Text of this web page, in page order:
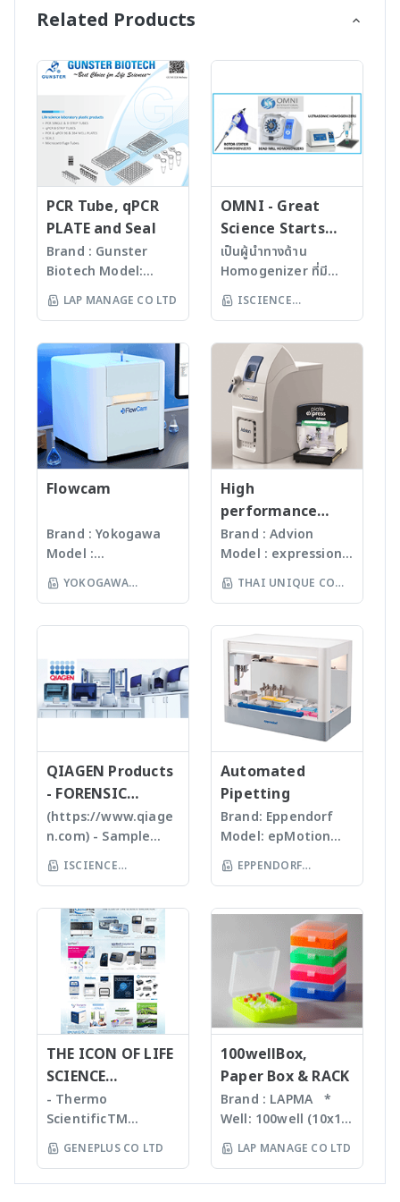
จำกัด
กรุณาติดต่อ บริษัท โอเฮ้าส์
มิลลิเมตร และ 20 มิลลิเมตร
ไมโครเพลท - ความเร็วรอบ
ในการเขย่าได้ตั้งแต่ 50-1200
rpm (ขึ้นอยู่กับรุ่น) เขย่าได้
ต่อเนื่องสูงสุด 99 ชั่วโมง 59
นาที - รองรับน้ำหนักได้
สูงสุด 4 กิโลกรัม ใช้กับ
Flask ได้หลายขนาดสูงสุด
ขนาด 1 ลิตร - สามารถ
บันทึกโปรแกรมการทำงาน
และเรียกออกมาใช้งานได้ และ
สามารถใช้งานได้ในห้อง
ข้อมูลเพิ่มเติม กรุณาติดต่อ
บริษัท โอเฮ้าส์ อินโดไชน่า
จำกัด
- สามารถใส่ตัวอย่างได้สูงสุด
ขึ้นกับขนาดของหลอดที่ใช้)
ตั้งแต่ 500 – 2500 rpm และ
ตั้งเวลาในการสั่นได้ตั้งแต่ 1
วินาที ถึง 160 ชั่วโมง
สูงสุด 50ml ข้อมูลเพิ่ม
เติม กรุณาติดต่อ บริษัท โอ
เฮ้าส์ อินโดไชน่า จำกัด
Related Products
PCR Tube, qPCR
PLATE and Seal
Brand : Gunster
Biotech Model:
World Our
products are
under
ISO13485:2016
standard facility.
Gunster’s advanced
manufacturing
process continually
monitors the
quality of products
testing ensures
Gunster products
DNase, Human DNA
and Endotoxin-free.
We specializing in
plastic injection and
post modification
of plastics; this
allows us to provide
and reasonable
price products to
researcher of the
world **มี
หลากหลายรุ่นสามารถใช้
ร่วมกับเครื่อง qPCR ได้
LAP MANAGE CO LTD
OMNI - Great
Science Starts
HERE!
เป็นผู้นำทางด้าน
Homogenizer ที่มี
คุณภาพสูงจาก USA มา
นานกว่า 60 ปี โดย
Microorganism, Soil,
Faeces, Tissues,
Plant, Hair, Bone,
Seeds ได้ละเอียดภายใน
เวลาไม่เกินหนึ่งนาที ขึ้น
กับรุ่นของเครื่องบด ซึ่งมี
เทคโนโลยีหลากหลายให้
เลือก รวมถึงมีเครื่องรุ่น
Automated
workstation ซึ่ง
สามารถบดตัวอย่างได้ถึง
(www.omni-inc.com)
Rotor-stator
homogenizers เป็น
เครื่องบดแบบมือถือ ใช้
Probes ที่มีขนาดและ
ความคมต่างๆ กันขึ้นกับ
ชนิดและปริมาณของ
samples เหมาะสำหรับ
Tissues, Soft plants
or Emulsion samples
homogenizers อาศัย
คลื่นเสียงในการทำให้
ตัวอย่างละเอียด โดยใช้
Tips ที่มีขนาดต่างๆ กัน
เหมาะสำหรับ Bacteria,
accelerate enzyme
and chemical
reactions, degas
liquids and shear
DNA Bead mill
homogenizers เป็น
เทคโนโลยีใหม่ล่าสุดใน
การบดตัวอย่าง โดยใช้
เม็ด Bead ชนิดและ
ขนาดต่างๆ กันขึ้นกับ
ตัวอย่าง ทำงานร่วมกับ
สามารถบดตัวอย่างที่เป็น
ISCIENCE
TECHNOLOGY CO
LTD
Flowcam
Brand : Yokogawa
Model :
Flowcam8000
Imaging particle
งบันทึกภาพคุณภาพสูง
และซอฟแวร์ช่วยในการ
วิเคราะห์ผลที่ผู้ใช้งานจะ
จำนวน รูปร่างและค่า
ข้อมูลทางสถิติที่สำคัญ
เพื่อทำออกมาเป็น
รายงานผลการวิเคราะห์
ได้สะดวกรวดเร็วและถูก
YOKOGAWA
(THAILAND) CO LTD
High
performance
compact mass
spectrometer
Brand : Advion
Model : expression®
S/L With
electrospray (ESI)
pressure chemical
ionization (APCI) ion
sources and a mass
range of m/z 10 –
2000 units, the
expressionS is a
versatile, compact
mass detector
designed with the
chemist in mind.
Features Reaction
monitoring • For
batch and flow
chemistry • Fast
compound
identification and
purity
determination •
Little or no sample
preparation
required with many
novel sample
interfaces
Purification For
mass-directed
fraction collection
with all: • Flash
chromatography
THAI UNIQUE CO
LTD
QIAGEN Products
- FORENSIC
SCIENCE
(https://www.qiage
n.com) - Sample
preparation -
Homogenizer,
Tissuelyser LT,
TissueLyser II,
Automated DNA
extraction, QIAcube
, EZ1 advanced/EZ1
advanced XL,
QIAsymphony -
Assay set up & DNA
quantification -
Liquid handling
robot (QIAgility),
(Rotor-GeneQ),
Investigator
ISCIENCE
TECHNOLOGY CO
LTD
Automated
Pipetting
Brand: Eppendorf
Model: epMotion
5075 The
Eppendorf line of
automated liquid
handling systems is
designed to help
you automate
routine pipetting
tasks to free up
your time. Not only
is the epMotion one
of the most
accurate pipetting
stations on the
automation it helps
you to eliminate
EPPENDORF
(THAILAND) CO LTD
THE ICON OF LIFE
SCIENCE
INNOVATION
- Thermo
ScientificTM
KingFisherTM
Instruments &
GENEPLUS CO LTD
100wellBox,
Paper Box & RACK
Brand : LAPMA *
Well: 100well (10x10)
* Material:
Polypropylene (PP) /
LAP MANAGE CO LTD